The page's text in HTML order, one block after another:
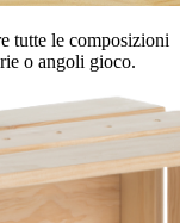
tutte le composizioni
o angoli gioco.